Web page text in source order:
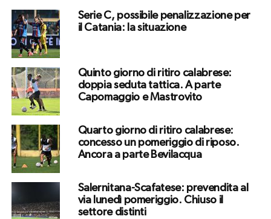
Serie C, possibile penalizzazione per
il Catania: la situazione
Quinto giorno di ritiro calabrese:
doppia seduta tattica. A parte
Capomaggio e Mastrovito
Quarto giorno di ritiro calabrese:
concesso un pomeriggio di riposo.
Ancora a parte Bevilacqua
Salernitana-Scafatese: prevendita al
via lunedì pomeriggio. Chiuso il
settore distinti